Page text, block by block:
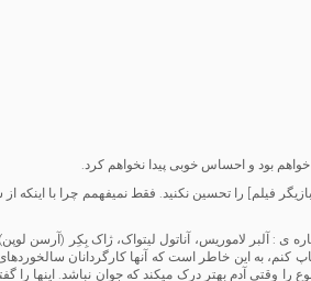
بود و احساس خوبی پیدا نخواهم کرد.
فیلم] را تحسین نکنید. فقط نمی­فهمم چرا با این­که
ی : آلبر لاموریس، آناتول لیتواک، ژاک بِکِر (آرسن
چاپ کنم، به این خاطر است که آنها کارگردانان
را وقتی آدم بهتر درک می­کند که جوان نباشد. این­ها را